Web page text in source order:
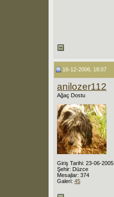
16-12-2006, 18:07
anilozer112
Ağaç Dostu
Giriş Tarihi: 23-06-2005
Şehir: Düzce
Mesajlar: 374
Galeri: 45